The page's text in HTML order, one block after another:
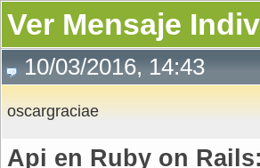
Ver Mensaje
10/03/2016, 14:43
oscargraciae
Api en Ruby on